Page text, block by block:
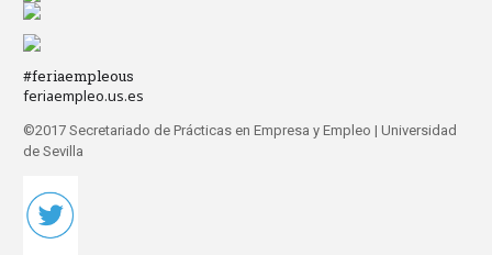
#feriaempleous
feriaempleo.us.es
©2017 Secretariado de Prácticas en Empresa y Empleo | Universidad
de Sevilla